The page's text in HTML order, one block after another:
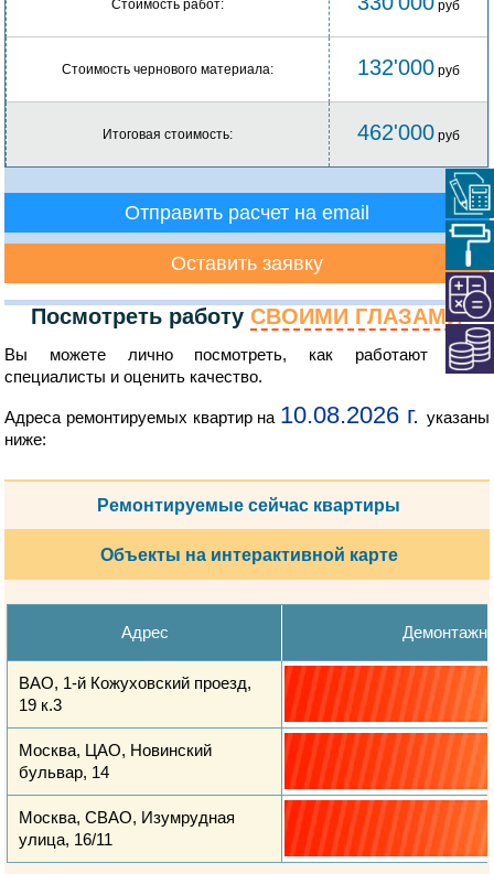
Стоимость работ: руб
Стоимость чернового материала: 132'000 руб
Итоговая стоимость: 462'000 руб
Отправить расчет на email
Оставить заявку
Посмотреть работуСВОИМИ ГЛАЗАМИ
Вы можете лично посмотреть, как работают наши
специалисты и оценить качество.
Адреса ремонтируемых квартир на 10.08.2026 г. указаны
ниже:
Ремонтируемые сейчас квартиры
Объекты на интерактивной карте
Адрес
ВАО, 1-й Кожуховский проезд,
19 к.3
Москва, ЦАО, Новинский
бульвар, 14
Москва, СВАО, Изумрудная
улица, 16/11